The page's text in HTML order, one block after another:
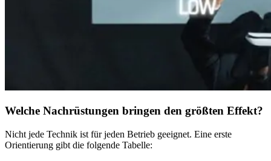
Welche Nachrüstungen bringen den größten Effekt?
Nicht jede Technik ist für jeden Betrieb geeignet. Eine erste
Orientierung gibt die folgende Tabelle: